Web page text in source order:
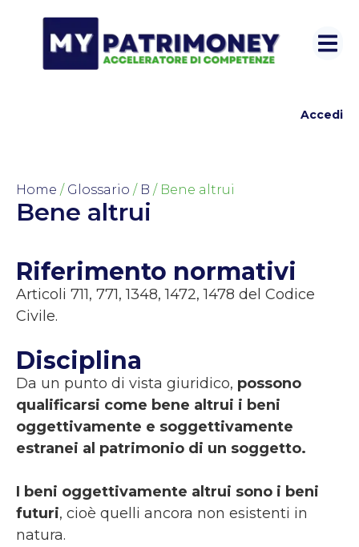
Accedi
Home / Glossario / B / Bene altrui
Bene altrui
Riferimento normativi
Articoli 711, 771, 1348, 1472, 1478 del Codice
Civile.
Disciplina
Da un punto di vista giuridico, possono
qualificarsi come bene altrui i beni
oggettivamente e soggettivamente
estranei al patrimonio di un soggetto.
I beni oggettivamente altrui sono i beni
futuri, cioè quelli ancora non esistenti in
natura.